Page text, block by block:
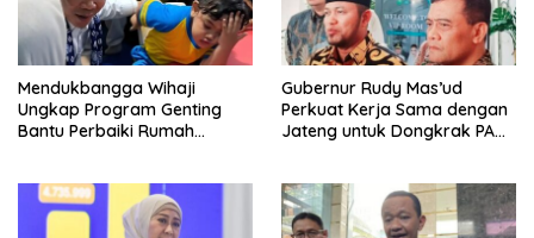
Mendukbangga Wihaji
Ungkap Program Genting
Bantu Perbaiki Rumah
Gubernur Rudy Mas’ud
Perkuat Kerja Sama dengan
Jateng untuk Dongkrak PAD